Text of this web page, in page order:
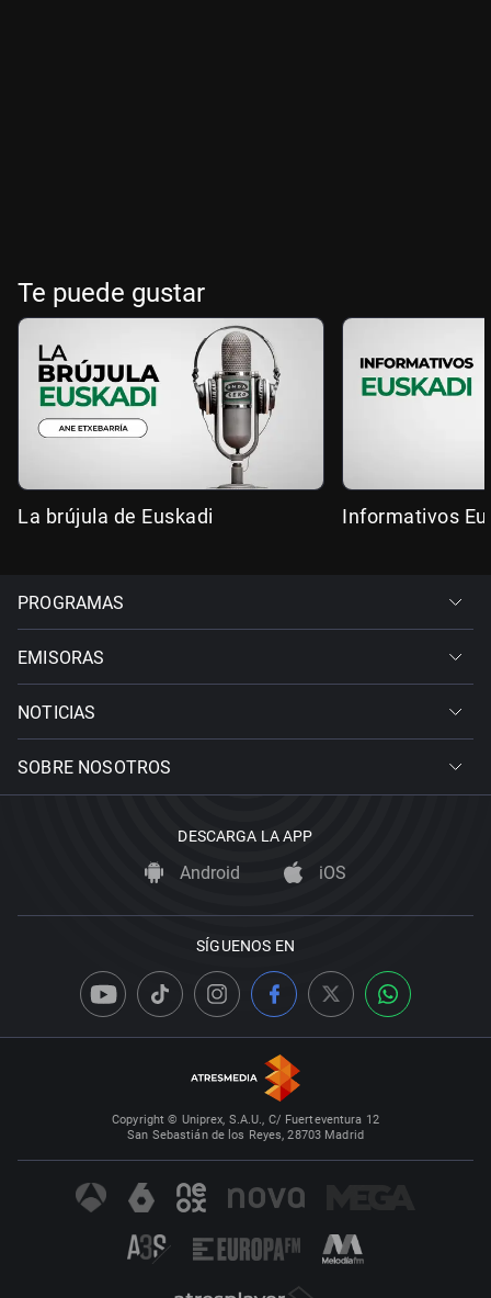
Te puede gustar
La brújula de Euskadi Informativos
PROGRAMAS
EMISORAS
NOTICIAS
SOBRE NOSOTROS
DESCARGA LA APP
Android iOS
SÍGUENOS EN
Copyright © Uniprex, S.A.U., C/ Fuerteventura 12
San Sebastián de los Reyes, 28703 Madrid